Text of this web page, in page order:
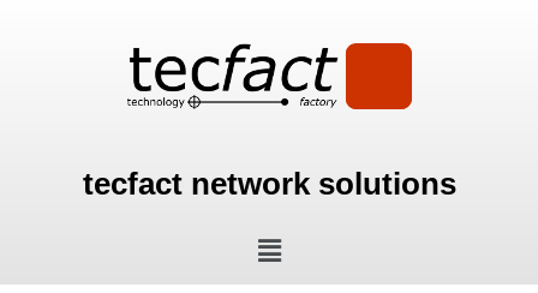
tecfact network solutions
Menü